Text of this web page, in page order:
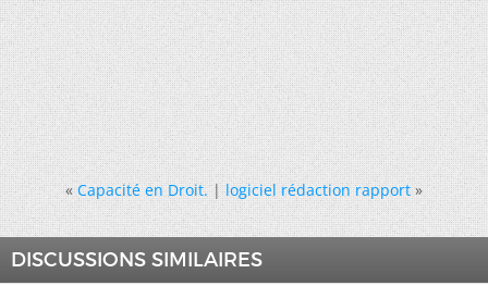
« Capacité en Droit.|logiciel rédaction rapport »
DISCUSSIONS SIMILAIRES